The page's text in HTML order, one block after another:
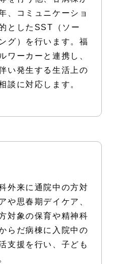
、コミュニケーショ
としたSST（ソー
グ）を行います。福
ワーカーと連携し、
い発生する生活上の
談に対応します。
外来に通院中の方対
や思春期デイケア、
対象の保育や精神科
らだ病棟に入院中の
支援を行い、子ども